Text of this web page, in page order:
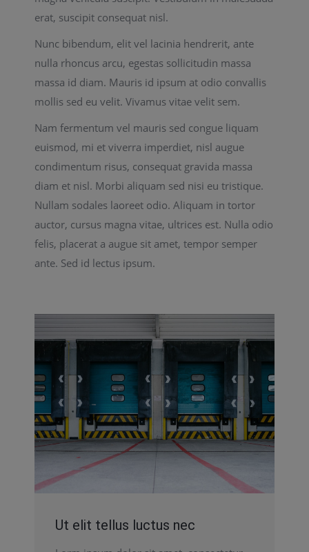
erat, suscipit consequat nisl.
Nunc bibendum, elit vel lacinia hendrerit, ante
nulla rhoncus arcu, egestas sollicitudin massa
massa id diam. Mauris id ipsum at odio convallis
mollis sed eu velit. Vivamus vitae velit sem.
Nam fermentum vel mauris sed congue liquam
euismod, mi et viverra imperdiet, nisl augue
condimentum risus, consequat gravida massa
diam et nisl. Morbi aliquam sed nisi eu tristique.
Nullam sodales laoreet odio. Aliquam in tortor
auctor, cursus magna vitae, ultrices est. Nulla odio
felis, placerat a augue sit amet, tempor semper
ante. Sed id lectus ipsum.
Ut elit tellus luctus nec